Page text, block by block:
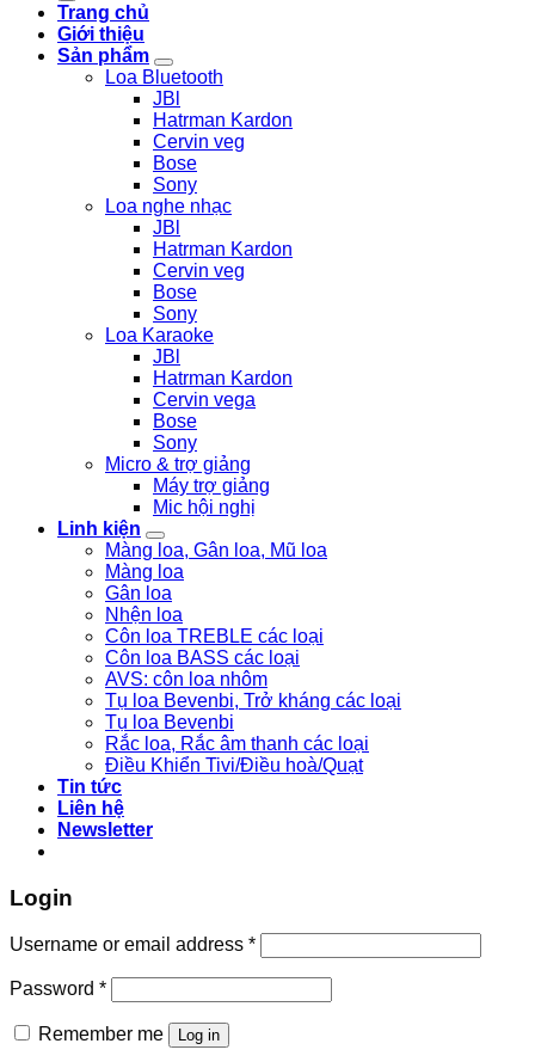
Trang chủ
Giới thiệu
Sản phẩm
Loa Bluetooth
JBl
Hatrman Kardon
Cervin veg
Bose
Sony
Loa nghe nhạc
JBl
Hatrman Kardon
Cervin veg
Bose
Sony
Loa Karaoke
JBl
Hatrman Kardon
Cervin vega
Bose
Sony
Micro & trợ giảng
Máy trợ giảng
Mic hội nghị
Linh kiện
Màng loa, Gân loa, Mũ loa
Màng loa
Gân loa
Nhện loa
Côn loa TREBLE các loại
Côn loa BASS các loại
AVS: côn loa nhôm
Tụ loa Bevenbi, Trở kháng các loại
Tụ loa Bevenbi
Rắc loa, Rắc âm thanh các loại
Điều Khiển Tivi/Điều hoà/Quạt
Tin tức
Liên hệ
Newsletter
Login
Username or email address *
Password *
Remember me Log in